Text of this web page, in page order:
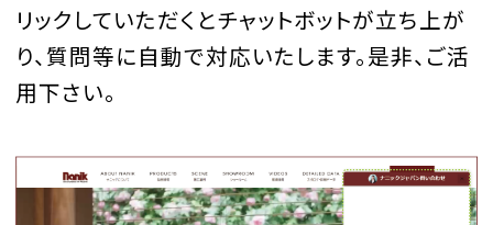
リックしていただくとチャットボットが立ち上が
り、質問等に自動で対応いたします。是非、ご活
用下さい。